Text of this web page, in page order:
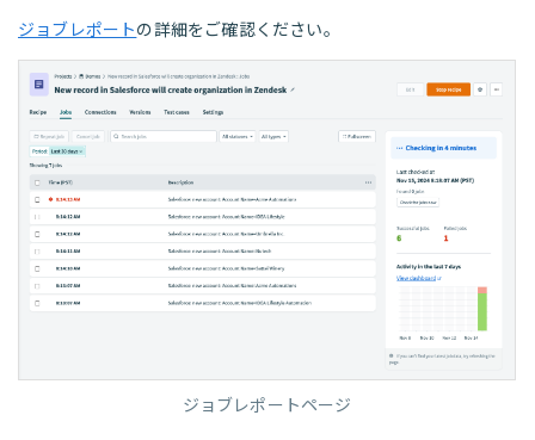
ジョブレポートの詳細をご確認ください。
ジョブレポートページ